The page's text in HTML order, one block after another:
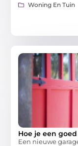
Woning En Tuin
Hoe je een
Een nieuwe